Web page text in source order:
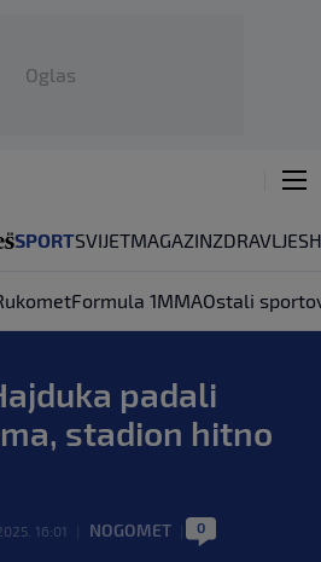
Oglas
SPORTSVIJETMAGAZINZDRAVLJE
Formula 1MMAOstali
padali
stadion hitno
16:01 NOGOMET 0